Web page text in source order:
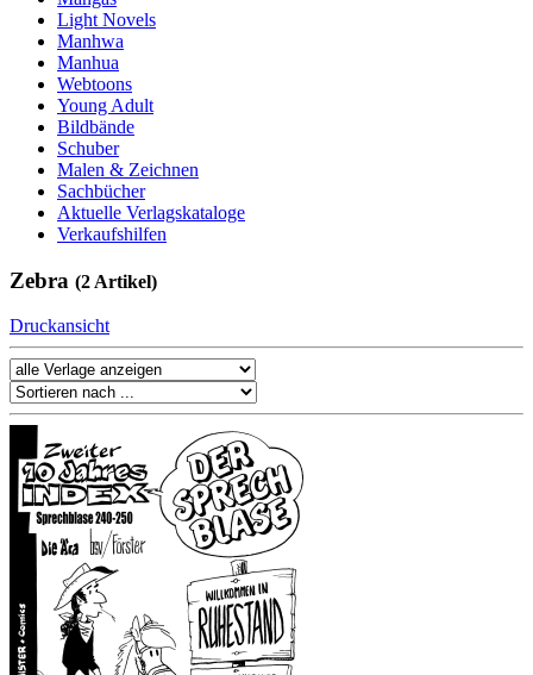
Light Novels
Manhwa
Manhua
Webtoons
Young Adult
Bildbände
Schuber
Malen & Zeichnen
Sachbücher
Aktuelle Verlagskataloge
Verkaufshilfen
Zebra (2 Artikel)
Druckansicht